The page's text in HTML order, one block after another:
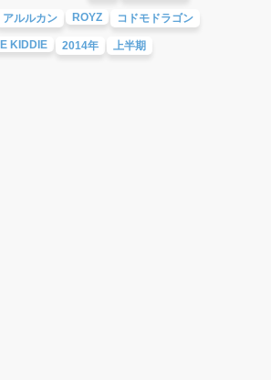
アルルカン
ROYZ コドモドラゴン
KIDDIE 2014年 上半期